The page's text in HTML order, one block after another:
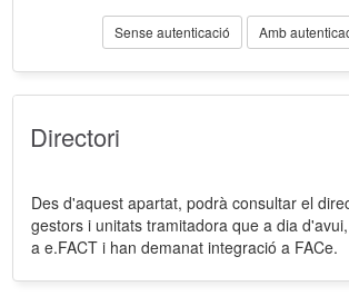
Sense autenticació Amb
Directori
Des d'aquest apartat, podrà consultar el
gestors i unitats tramitadora que a dia
a e.FACT i han demanat integració a FACe.